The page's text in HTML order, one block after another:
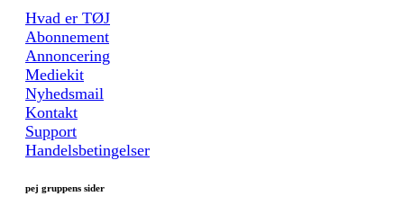
Hvad er TØJ
Abonnement
Annoncering
Mediekit
Nyhedsmail
Kontakt
Support
Handelsbetingelser
pej gruppens sider